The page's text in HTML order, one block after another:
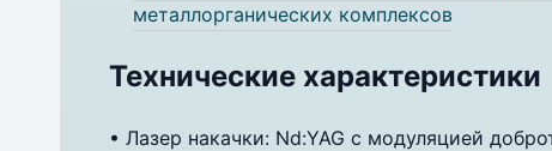
металлорганических комплексов
Технические характеристики
• Лазер накачки: Nd:YAG с модуляцией